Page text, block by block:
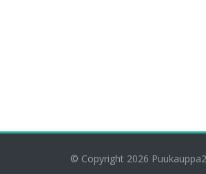
© Copyright 2026